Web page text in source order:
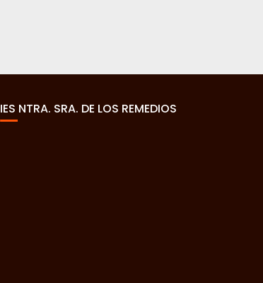
IES NTRA. SRA. DE LOS REMEDIOS